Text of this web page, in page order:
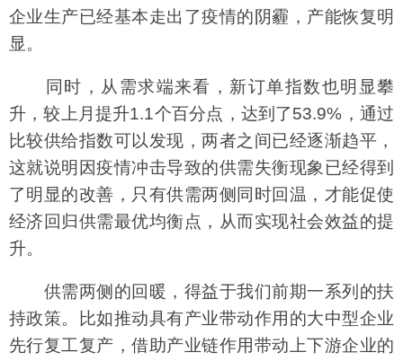
企业生产已经基本走出了疫情的阴霾，产能恢复明
显。
同时，从需求端来看，新订单指数也明显攀
升，较上月提升1.1个百分点，达到了53.9%，通过
比较供给指数可以发现，两者之间已经逐渐趋平，
这就说明因疫情冲击导致的供需失衡现象已经得到
了明显的改善，只有供需两侧同时回温，才能促使
经济回归供需最优均衡点，从而实现社会效益的提
升。
供需两侧的回暖，得益于我们前期一系列的扶
持政策。比如推动具有产业带动作用的大中型企业
先行复工复产，借助产业链作用带动上下游企业的